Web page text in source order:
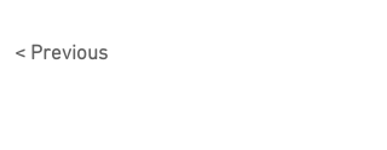
< Previous